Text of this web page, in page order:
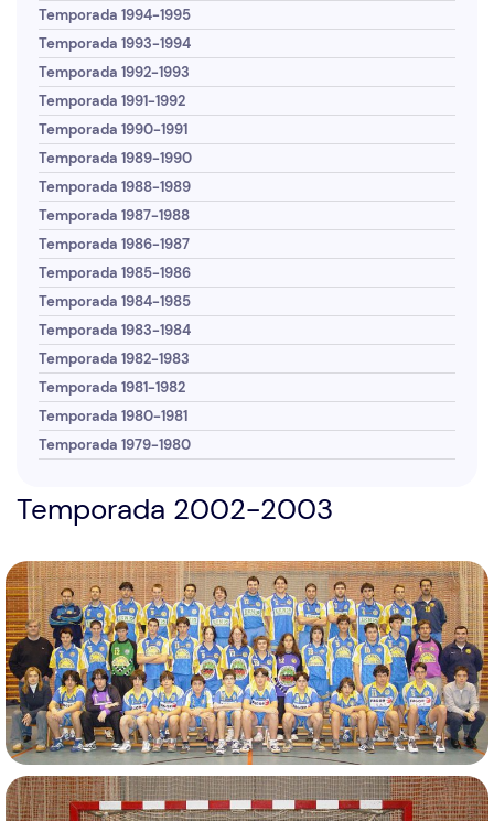
Temporada 1994-1995
Temporada 1993-1994
Temporada 1992-1993
Temporada 1991-1992
Temporada 1990-1991
Temporada 1989-1990
Temporada 1988-1989
Temporada 1987-1988
Temporada 1986-1987
Temporada 1985-1986
Temporada 1984-1985
Temporada 1983-1984
Temporada 1982-1983
Temporada 1981-1982
Temporada 1980-1981
Temporada 1979-1980
Temporada 2002-2003